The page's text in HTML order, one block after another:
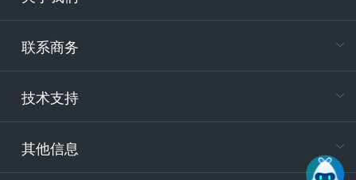
联系商务
技术支持
其他信息
电
400-
技